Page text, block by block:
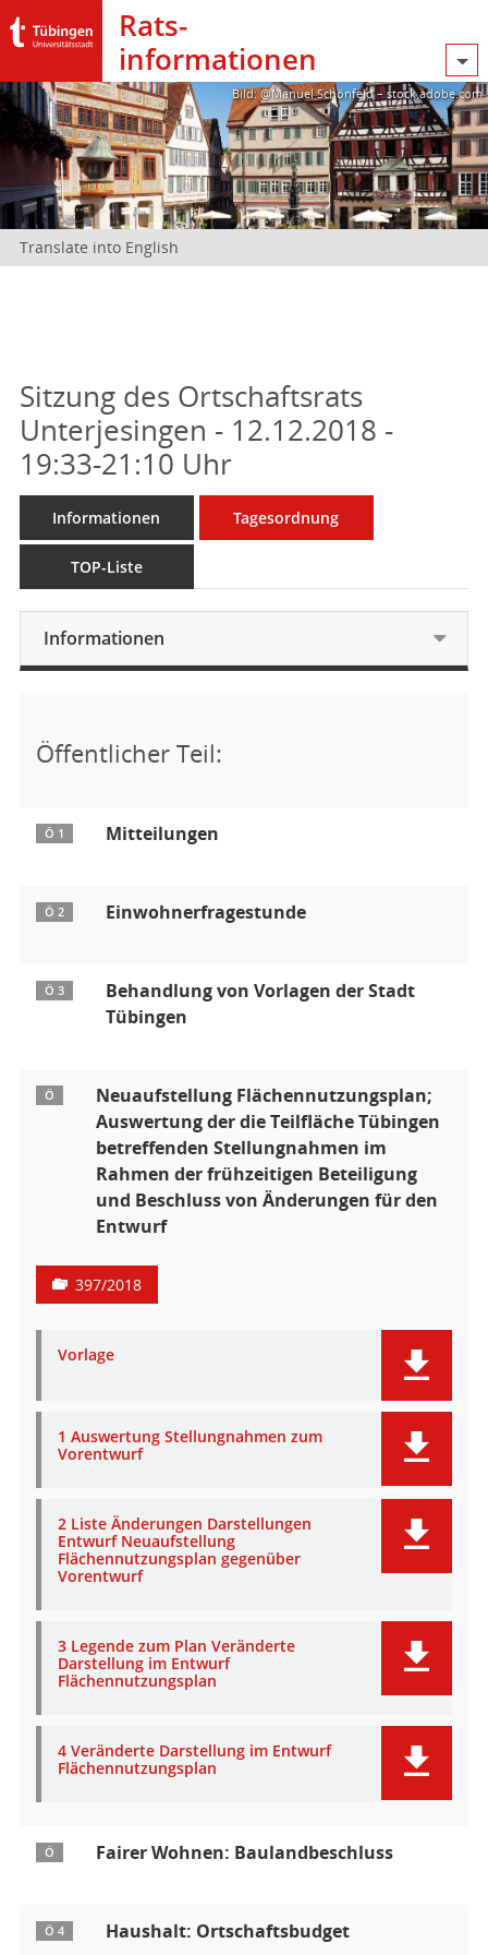
Rats­
informationen
Bild: @Manuel Schönfeld – stock.adobe.com
Translate into English
Sitzung des Ortschaftsrats
Unterjesingen - 12.12.2018 -
19:33-21:10 Uhr
Informationen Tagesordnung
TOP-Liste
Informationen
Öffentlicher Teil:
Ö 1 Mitteilungen
Ö 2 Einwohnerfragestunde
Ö 3
Behandlung von Vorlagen der Stadt
Tübingen
Ö
Neuaufstellung Flächennutzungsplan;
Auswertung der die Teilfläche Tübingen
betreffenden Stellungnahmen im
Rahmen der frühzeitigen Beteiligung
und Beschluss von Änderungen für den
Entwurf
397/2018
Vorlage
1 Auswertung Stellungnahmen zum
Vorentwurf
2 Liste Änderungen Darstellungen
Entwurf Neuaufstellung
Flächennutzungsplan gegenüber
Vorentwurf
3 Legende zum Plan Veränderte
Darstellung im Entwurf
Flächennutzungsplan
4 Veränderte Darstellung im Entwurf
Flächennutzungsplan
Ö Fairer Wohnen: Baulandbeschluss
Ö 4 Haushalt: Ortschaftsbudget